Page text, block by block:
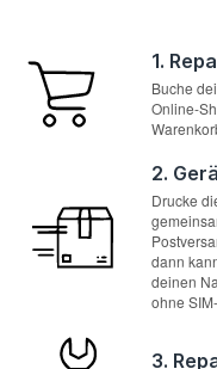
1.
Buche
Online-
2.
Drucke
dann
deinen
ohne
3.